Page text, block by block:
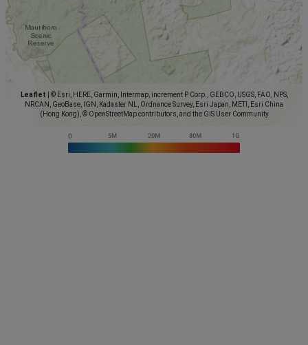
Leaflet
© Esri, HERE, Garmin, Intermap, increment P Corp., GEBCO, USGS, FAO, NPS,
NRCAN, GeoBase, IGN, Kadaster NL, Ordnance Survey, Esri Japan, METI, Esri China
(Hong Kong), © OpenStreetMap contributors, and the GIS User Community